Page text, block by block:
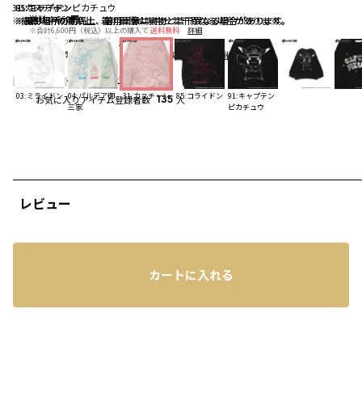
31:カヌチャン
※撮影場所の関係上、着用画像は実物と若干異なる場合があります。
85:コライドン
※撮影場所の関係上、着用画像は実物と若干異なる場合があります。
91:キャプテンピカチュウ
※撮影場所の関係上、着用画像は実物と若干異なる場合があります。
03:ミライドン 04:パルデア御
三家
31:カヌチャン 85:コライドン 91:キャプテン
ピカチュウ
レビュー
送料：660円
※合計6,600円（税込）以上の購入で 送料無料
詳細
※店頭受取なら送料無料 詳細
配送 通常、ご注文より1～5営業日にて出荷 詳細
4.8（5）レビューを見る
お気に入りアイテム登録者数 135 人
カートに入れる